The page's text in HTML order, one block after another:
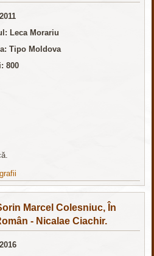
Leca Morariu
Tipo Moldova
800
Marcel Colesniuc, În
- Nicalae Ciachir.